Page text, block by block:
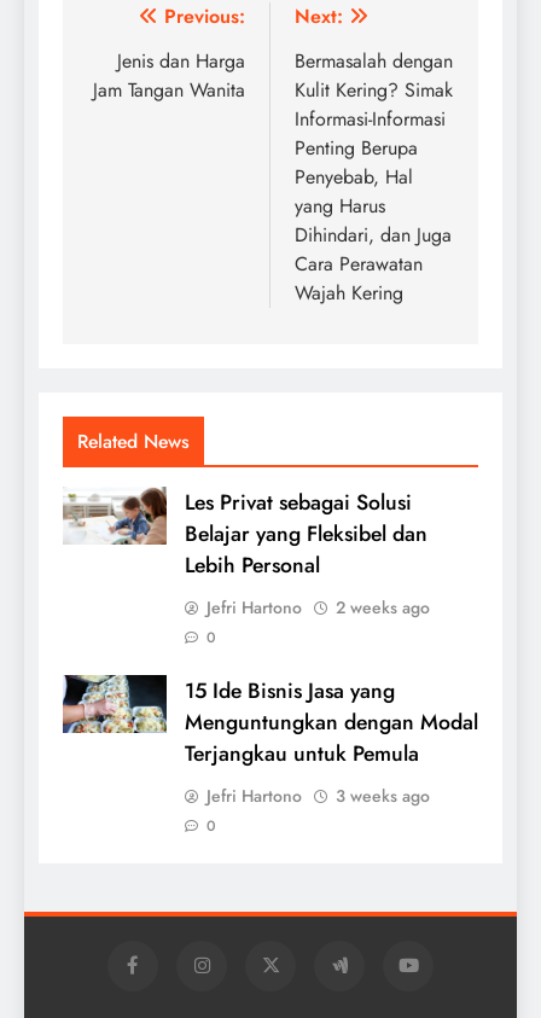
Post
navigation
Previous:
Jenis dan Harga
Jam Tangan Wanita
Next:
Bermasalah dengan
Kulit Kering? Simak
Informasi-Informasi
Penting Berupa
Penyebab, Hal
yang Harus
Dihindari, dan Juga
Cara Perawatan
Wajah Kering
Related News
Les Privat sebagai Solusi
Belajar yang Fleksibel dan
Lebih Personal
Jefri Hartono 2 weeks ago
0
15 Ide Bisnis Jasa yang
Menguntungkan dengan Modal
Terjangkau untuk Pemula
Jefri Hartono 3 weeks ago
0